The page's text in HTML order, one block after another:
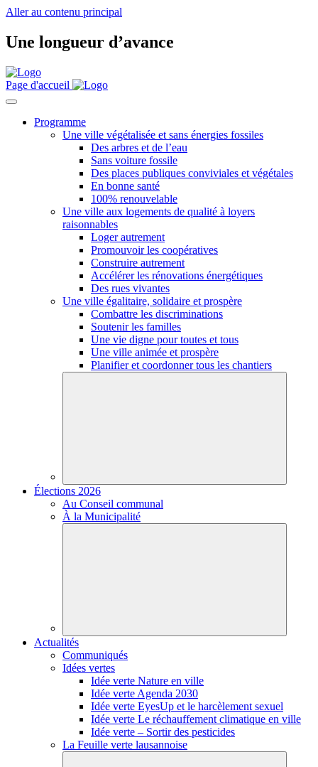
Aller au contenu principal
Une longueur d’avance
Page d'accueil
Programme
Une ville végétalisée et sans énergies fossiles
Des arbres et de l’eau
Sans voiture fossile
Des places publiques conviviales et végétales
En bonne santé
100% renouvelable
Une ville aux logements de qualité à loyers
raisonnables
Loger autrement
Promouvoir les coopératives
Construire autrement
Accélérer les rénovations énergétiques
Des rues vivantes
Une ville égalitaire, solidaire et prospère
Combattre les discriminations
Soutenir les familles
Une vie digne pour toutes et tous
Une ville animée et prospère
Planifier et coordonner tous les chantiers
Élections 2026
Au Conseil communal
À la Municipalité
Actualités
Communiqués
Idées vertes
Idée verte Nature en ville
Idée verte Agenda 2030
Idée verte EyesUp et le harcèlement sexuel
Idée verte Le réchauffement climatique en ville
Idée verte – Sortir des pesticides
La Feuille verte lausannoise